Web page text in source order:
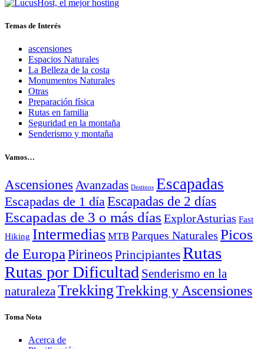
Temas de Interés
ascensiones
Espacios Naturales
La Belleza de la costa
Monumentos Naturales
Otras
Preparación física
Rutas en familia
Seguridad en la montaña
Senderismo y montaña
Vamos…
Ascensiones Avanzadas Destinos Escapadas
Escapadas de 1 día Escapadas de 2 días
Escapadas de 3 o más días ExplorAsturias Fast
Hiking Intermedias MTB Parques Naturales Picos
de EuropaPirineos PrincipiantesRutas
Rutas por Dificultad Senderismo en la
naturaleza TrekkingTrekking y Ascensiones
Toma Nota
Acerca de